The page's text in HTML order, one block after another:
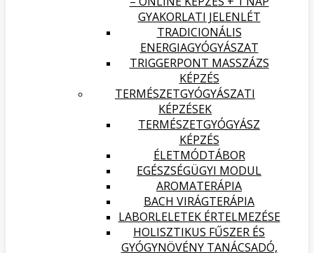
GYAKORLATI JELENLÉT
TRADICIONÁLIS
ENERGIAGYÓGYÁSZAT
TRIGGERPONT MASSZÁZS
KÉPZÉS
TERMÉSZETGYÓGYÁSZATI
KÉPZÉSEK
TERMÉSZETGYÓGYÁSZ
KÉPZÉS
ÉLETMÓDTÁBOR
EGÉSZSÉGÜGYI MODUL
AROMATERÁPIA
BACH VIRÁGTERÁPIA
LABORLELETEK ÉRTELMEZÉSE
HOLISZTIKUS FŰSZER ÉS
GYÓGYNÖVÉNY TANÁCSADÓ,